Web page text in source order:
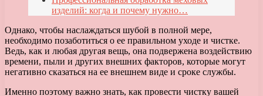
изделий: когда и почему нужно…
Однако, чтобы наслаждаться шубой в полной мере,
необходимо позаботиться о ее правильном уходе и чистке.
Ведь, как и любая другая вещь, она подвержена воздействию
времени, пыли и других внешних факторов, которые могут
негативно сказаться на ее внешнем виде и сроке службы.
Именно поэтому важно знать, как провести чистку вашей